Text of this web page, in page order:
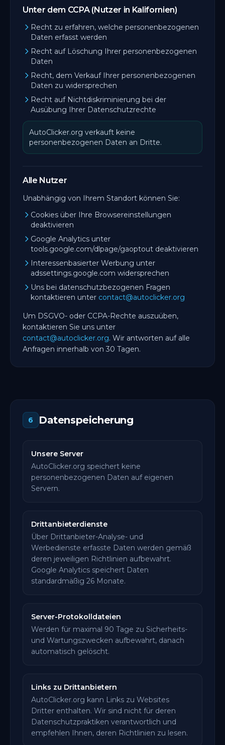
Unter dem CCPA (Nutzer in Kalifornien)
Recht zu erfahren, welche personenbezogenen
Daten erfasst werden
Recht auf Löschung Ihrer personenbezogenen
Daten
Recht, dem Verkauf Ihrer personenbezogenen
Daten zu widersprechen
Recht auf Nichtdiskriminierung bei der
Ausübung Ihrer Datenschutzrechte
AutoClicker.org verkauft keine
personenbezogenen Daten an Dritte.
Alle Nutzer
Unabhängig von Ihrem Standort können Sie:
Cookies über Ihre Browsereinstellungen
deaktivieren
Google Analytics unter
tools.google.com/dlpage/gaoptout deaktivieren
Interessenbasierter Werbung unter
adssettings.google.com widersprechen
Uns bei datenschutzbezogenen Fragen
kontaktieren unter contact@autoclicker.org
Um DSGVO- oder CCPA-Rechte auszuüben,
kontaktieren Sie uns unter
contact@autoclicker.org. Wir antworten auf alle
Anfragen innerhalb von 30 Tagen.
6 Datenspeicherung
Unsere Server
AutoClicker.org speichert keine
personenbezogenen Daten auf eigenen
Servern.
Drittanbieterdienste
Über Drittanbieter-Analyse- und
Werbedienste erfasste Daten werden gemäß
deren jeweiligen Richtlinien aufbewahrt.
Google Analytics speichert Daten
standardmäßig 26 Monate.
Server-Protokolldateien
Werden für maximal 90 Tage zu Sicherheits-
und Wartungszwecken aufbewahrt, danach
automatisch gelöscht.
Links zu Drittanbietern
AutoClicker.org kann Links zu Websites
Dritter enthalten. Wir sind nicht für deren
Datenschutzpraktiken verantwortlich und
empfehlen Ihnen, deren Richtlinien zu lesen.